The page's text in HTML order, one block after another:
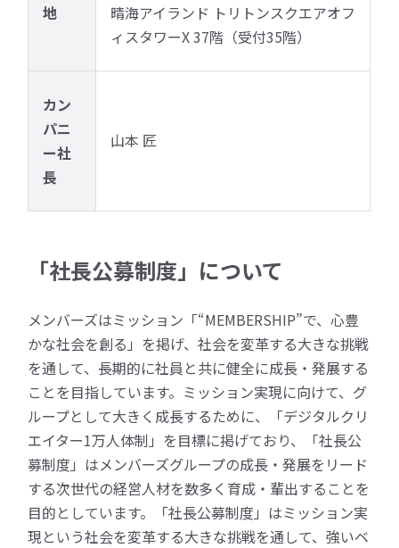
地
晴海アイランド トリトンスクエアオフ
ィスタワーX 37階（受付35階）
カン
パニ
ー社
長
山本 匠
「社長公募制度」について
メンバーズはミッション「“MEMBERSHIP”で、心豊
かな社会を創る」を掲げ、社会を変革する大きな挑戦
を通して、長期的に社員と共に健全に成長・発展する
ことを目指しています。ミッション実現に向けて、グ
ループとして大きく成長するために、「デジタルクリ
エイター1万人体制」を目標に掲げており、「社長公
募制度」はメンバーズグループの成長・発展をリード
する次世代の経営人材を数多く育成・輩出することを
目的としています。「社長公募制度」はミッション実
現という社会を変革する大きな挑戦を通して、強いベ